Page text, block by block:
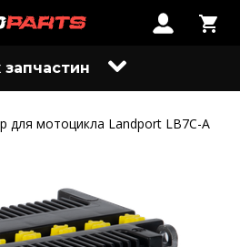
для мотоцикла Landport LB7C-A